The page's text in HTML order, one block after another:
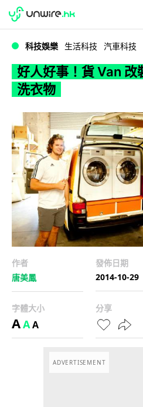
WWDC 2026
科技娛樂 生活科技 汽車科技
好人好事！貨 Van 改
洗衣物
作者
唐美鳳
發佈日期
2014-10-29
字體大小
AAA
分享
ADVERTISEMENT